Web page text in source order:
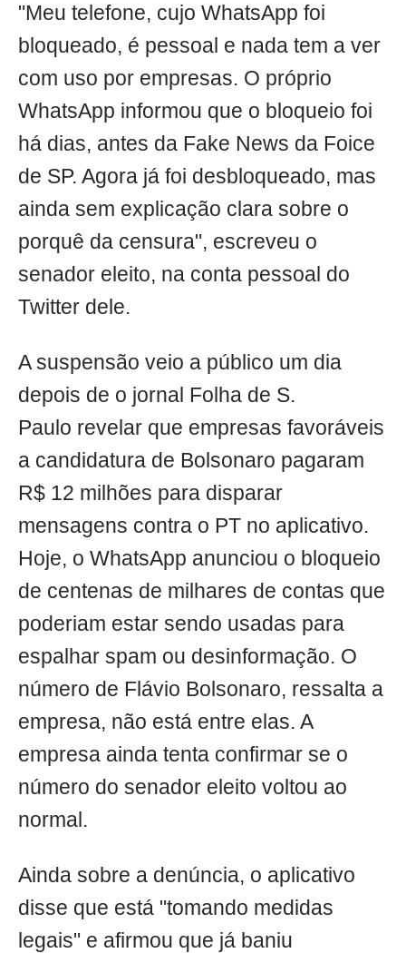
"Meu telefone, cujo WhatsApp foi
bloqueado, é pessoal e nada tem a ver
com uso por empresas. O próprio
WhatsApp informou que o bloqueio foi
há dias, antes da Fake News da Foice
de SP. Agora já foi desbloqueado, mas
ainda sem explicação clara sobre o
porquê da censura", escreveu o
senador eleito, na conta pessoal do
Twitter dele.
A suspensão veio a público um dia
depois de o jornal Folha de S.
Paulo revelar que empresas favoráveis
a candidatura de Bolsonaro pagaram
R$ 12 milhões para disparar
mensagens contra o PT no aplicativo.
Hoje, o WhatsApp anunciou o bloqueio
de centenas de milhares de contas que
poderiam estar sendo usadas para
espalhar spam ou desinformação. O
número de Flávio Bolsonaro, ressalta a
empresa, não está entre elas. A
empresa ainda tenta confirmar se o
número do senador eleito voltou ao
normal.
Ainda sobre a denúncia, o aplicativo
disse que está "tomando medidas
legais" e afirmou que já baniu